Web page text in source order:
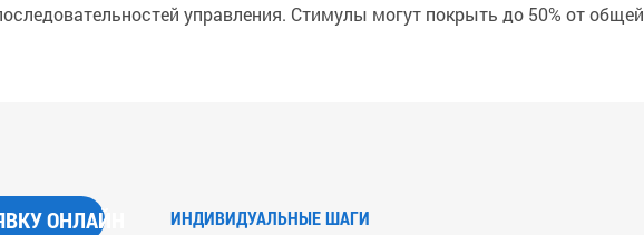
управления. Стимулы могут покрыть до 50% от общей
ОНЛАЙН
ИНДИВИДУАЛЬНЫЕ ШАГИ